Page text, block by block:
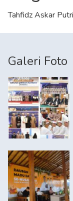
Tahfidz Askar
Galeri Foto